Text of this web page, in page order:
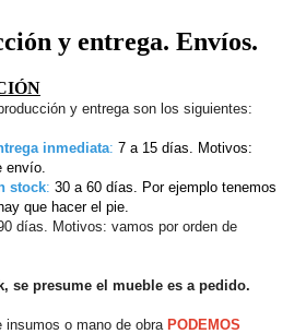
y entrega. Envíos.
y entrega son los siguientes:
inmediata: 7 a 15 días. Motivos:
envío.
stock: 30 a 60 días. Por ejemplo tenemos
que hacer el pie.
días. Motivos: vamos por orden de
se presume el mueble es a pedido.
insumos o mano de obra PODEMOS